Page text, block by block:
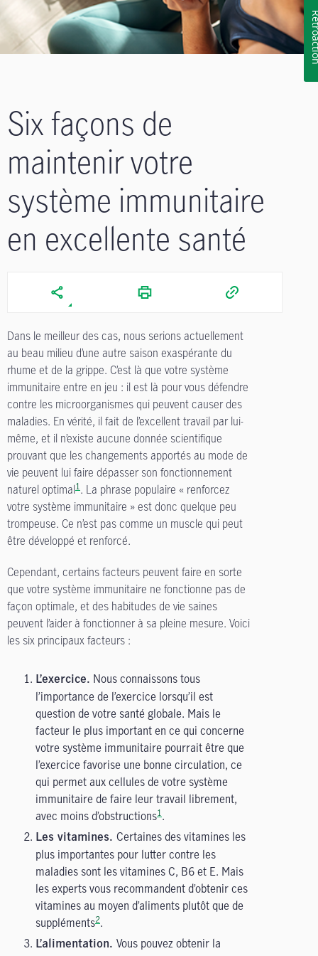
Six façons de
maintenir votre
système immunitaire
en excellente santé
Dans le meilleur des cas, nous serions actuellement
au beau milieu d’une autre saison exaspérante du
rhume et de la grippe. C’est là que votre système
immunitaire entre en jeu : il est là pour vous défendre
contre les microorganismes qui peuvent causer des
maladies. En vérité, il fait de l’excellent travail par lui-
même, et il n’existe aucune donnée scientifique
prouvant que les changements apportés au mode de
vie peuvent lui faire dépasser son fonctionnement
naturel optimal1. La phrase populaire « renforcez
votre système immunitaire » est donc quelque peu
trompeuse. Ce n’est pas comme un muscle qui peut
être développé et renforcé.
Cependant, certains facteurs peuvent faire en sorte
que votre système immunitaire ne fonctionne pas de
façon optimale, et des habitudes de vie saines
peuvent l’aider à fonctionner à sa pleine mesure. Voici
les six principaux facteurs :
L’exercice. Nous connaissons tous
l’importance de l’exercice lorsqu’il est
question de votre santé globale. Mais le
facteur le plus important en ce qui concerne
votre système immunitaire pourrait être que
l’exercice favorise une bonne circulation, ce
qui permet aux cellules de votre système
immunitaire de faire leur travail librement,
avec moins d’obstructions1.
Les vitamines. Certaines des vitamines les
plus importantes pour lutter contre les
maladies sont les vitamines C, B6 et E. Mais
les experts vous recommandent d’obtenir ces
vitamines au moyen d’aliments plutôt que de
suppléments2.
L’alimentation. Vous pouvez obtenir la